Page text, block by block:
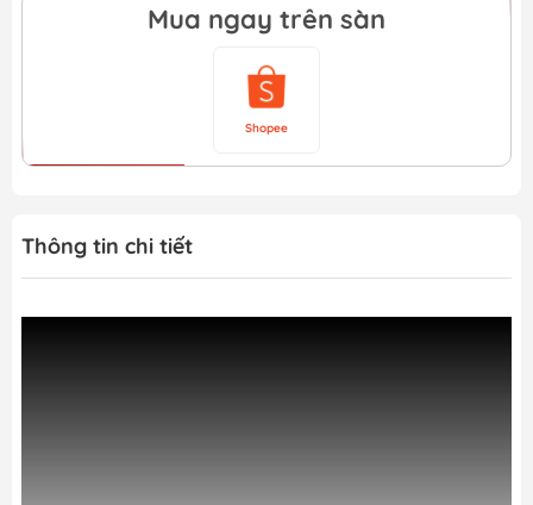
Mua ngay trên sàn
Shopee
Thông tin chi tiết